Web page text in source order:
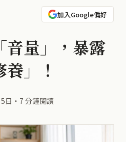
加入Google偏好
音量」，暴露
」！
日 ・ 7 分鐘閱讀